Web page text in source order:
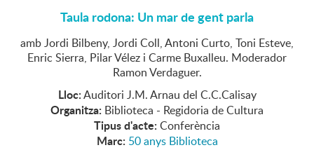
Taula rodona: Un mar de gent parla
amb Jordi Bilbeny, Jordi Coll, Antoni Curto, Toni Esteve,
Enric Sierra, Pilar Vélez i Carme Buxalleu. Moderador
Ramon Verdaguer.
Lloc:Auditori J.M. Arnau del C.C.Calisay
Organitza: Biblioteca - Regidoria de Cultura
Tipus d'acte: Conferència
Marc: 50 anys Biblioteca